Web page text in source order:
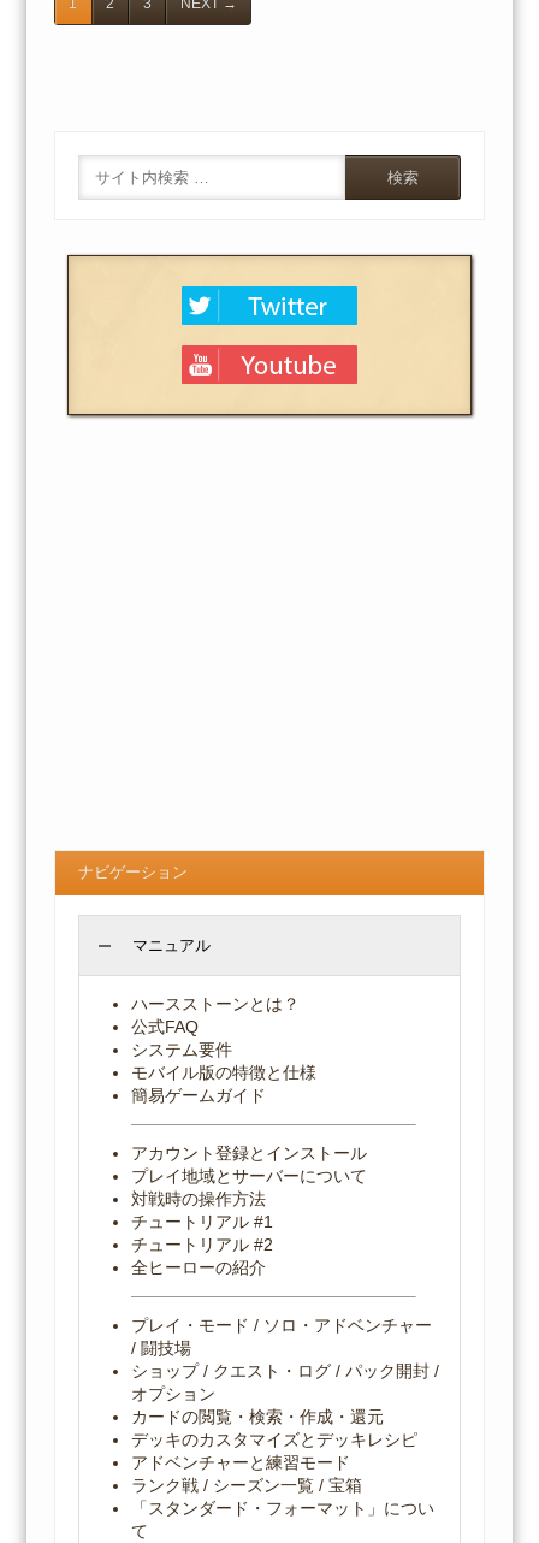
1 2 3 NEXT →
ナビゲーション
マニュアル
ハースストーンとは？
公式FAQ
システム要件
モバイル版の特徴と仕様
簡易ゲームガイド
アカウント登録とインストール
プレイ地域とサーバーについて
対戦時の操作方法
チュートリアル #1
チュートリアル #2
全ヒーローの紹介
プレイ・モード / ソロ・アドベンチャー
/ 闘技場
ショップ / クエスト・ログ / パック開封 /
オプション
カードの閲覧・検索・作成・還元
デッキのカスタマイズとデッキレシピ
アドベンチャーと練習モード
ランク戦 / シーズン一覧 / 宝箱
「スタンダード・フォーマット」につい
て